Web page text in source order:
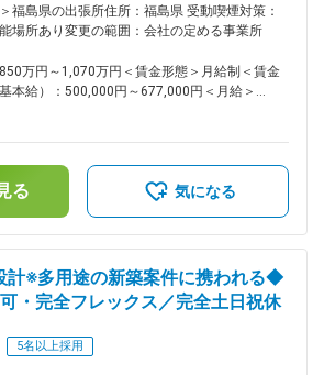
ジェクト（東名高速大和トンネル拡幅工事、横
を手掛けてきました。現在事業拡大のため、
現に向け、成長をしております。。 変更の範
る業務
Vision2030」で掲げる「あたりまえに安心で
地域やコミュニティを共に描きつくる総合力企
多様な人財の力を結集し、組織基盤を強化して
欠です。特に、中堅層社員の層を厚くし、将来
など、様々な幅広い案件を担当しており、1～
管理を行っていただきます。具体的な東北エリ
は以下の通り記載いたします。 ＜実績一覧
例）： ・ダム工事 ・道路の補強工事 ・造成工
工事 ※上記の案件以外にも、案件種類問わず
もございますので応募時および面接時にご確認
、将来的により大規模プロジェクトの責任者
活躍したい方など、スキルアップ、キャリアア
福島県の出張所住所：福島県 受動喫煙対策：
場所あり変更の範囲：会社の定める事業所
万円～1,070万円＜賃金形態＞月給制＜賃金
本給）：500,000円～677,000円＜月給＞
／40歳：1070万／42歳：1150万※地域限定職
モデル年収から7割程度の提示になります。賃
も目安の金額であり、選考を通じて上下する可能
る 気になる
計※多用途の新築案件に携われる◆
・完全フレックス／完全土日祝休
5名以上採用